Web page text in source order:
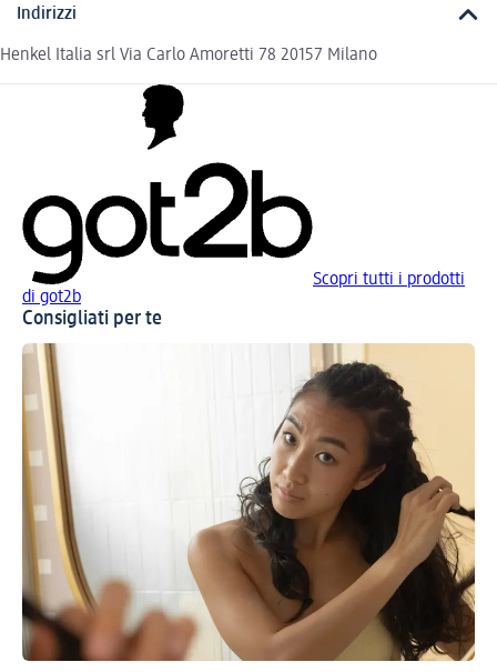
Indirizzi
Henkel Italia srl Via Carlo Amoretti 78 20157 Milano
Scopri tutti i prodotti
di got2b
Consigliati per te